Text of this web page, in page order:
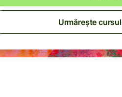
Urmărește